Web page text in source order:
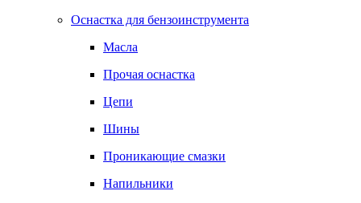
Оснастка для бензоинструмента
Масла
Прочая оснастка
Цепи
Шины
Проникающие смазки
Напильники